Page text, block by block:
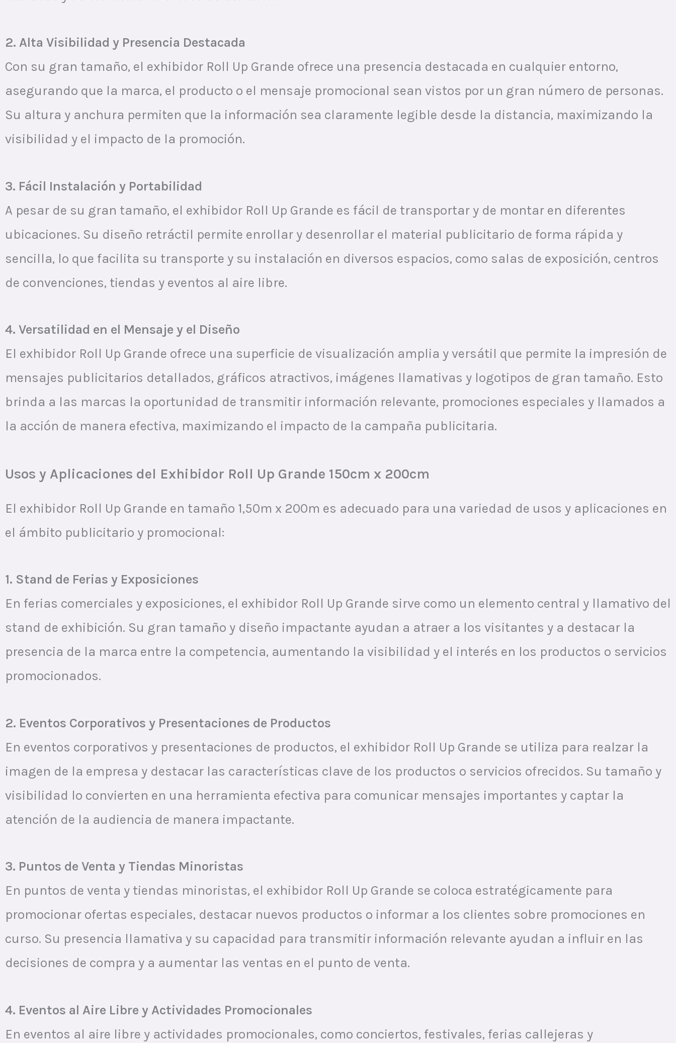
2. Alta Visibilidad y Presencia Destacada
Con su gran tamaño, el exhibidor Roll Up Grande ofrece una presencia destacada en cualquier entorno,
asegurando que la marca, el producto o el mensaje promocional sean vistos por un gran número de personas.
Su altura y anchura permiten que la información sea claramente legible desde la distancia, maximizando la
visibilidad y el impacto de la promoción.
3. Fácil Instalación y Portabilidad
A pesar de su gran tamaño, el exhibidor Roll Up Grande es fácil de transportar y de montar en diferentes
ubicaciones. Su diseño retráctil permite enrollar y desenrollar el material publicitario de forma rápida y
sencilla, lo que facilita su transporte y su instalación en diversos espacios, como salas de exposición, centros
de convenciones, tiendas y eventos al aire libre.
4. Versatilidad en el Mensaje y el Diseño
El exhibidor Roll Up Grande ofrece una superficie de visualización amplia y versátil que permite la impresión de
mensajes publicitarios detallados, gráficos atractivos, imágenes llamativas y logotipos de gran tamaño. Esto
brinda a las marcas la oportunidad de transmitir información relevante, promociones especiales y llamados a
la acción de manera efectiva, maximizando el impacto de la campaña publicitaria.
Usos y Aplicaciones del Exhibidor Roll Up Grande 150cm x 200cm
El exhibidor Roll Up Grande en tamaño 1,50m x 200m es adecuado para una variedad de usos y aplicaciones en
el ámbito publicitario y promocional:
1. Stand de Ferias y Exposiciones
En ferias comerciales y exposiciones, el exhibidor Roll Up Grande sirve como un elemento central y llamativo del
stand de exhibición. Su gran tamaño y diseño impactante ayudan a atraer a los visitantes y a destacar la
presencia de la marca entre la competencia, aumentando la visibilidad y el interés en los productos o servicios
promocionados.
2. Eventos Corporativos y Presentaciones de Productos
En eventos corporativos y presentaciones de productos, el exhibidor Roll Up Grande se utiliza para realzar la
imagen de la empresa y destacar las características clave de los productos o servicios ofrecidos. Su tamaño y
visibilidad lo convierten en una herramienta efectiva para comunicar mensajes importantes y captar la
atención de la audiencia de manera impactante.
3. Puntos de Venta y Tiendas Minoristas
En puntos de venta y tiendas minoristas, el exhibidor Roll Up Grande se coloca estratégicamente para
promocionar ofertas especiales, destacar nuevos productos o informar a los clientes sobre promociones en
curso. Su presencia llamativa y su capacidad para transmitir información relevante ayudan a influir en las
decisiones de compra y a aumentar las ventas en el punto de venta.
4. Eventos al Aire Libre y Actividades Promocionales
En eventos al aire libre y actividades promocionales, como conciertos, festivales, ferias callejeras y